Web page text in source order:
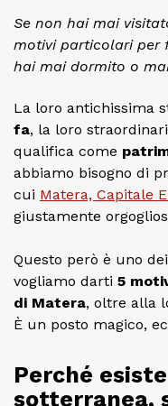
Se non hai mai
motivi particolari per
hai mai dormito o
La loro antichissima
fa, la loro
qualifica come
abbiamo bisogno di
cui Matera, Capitale
giustamente
Questo però è uno
vogliamo darti 5
di Matera, oltre alla
È un posto magico,
Perché
sotterranea,